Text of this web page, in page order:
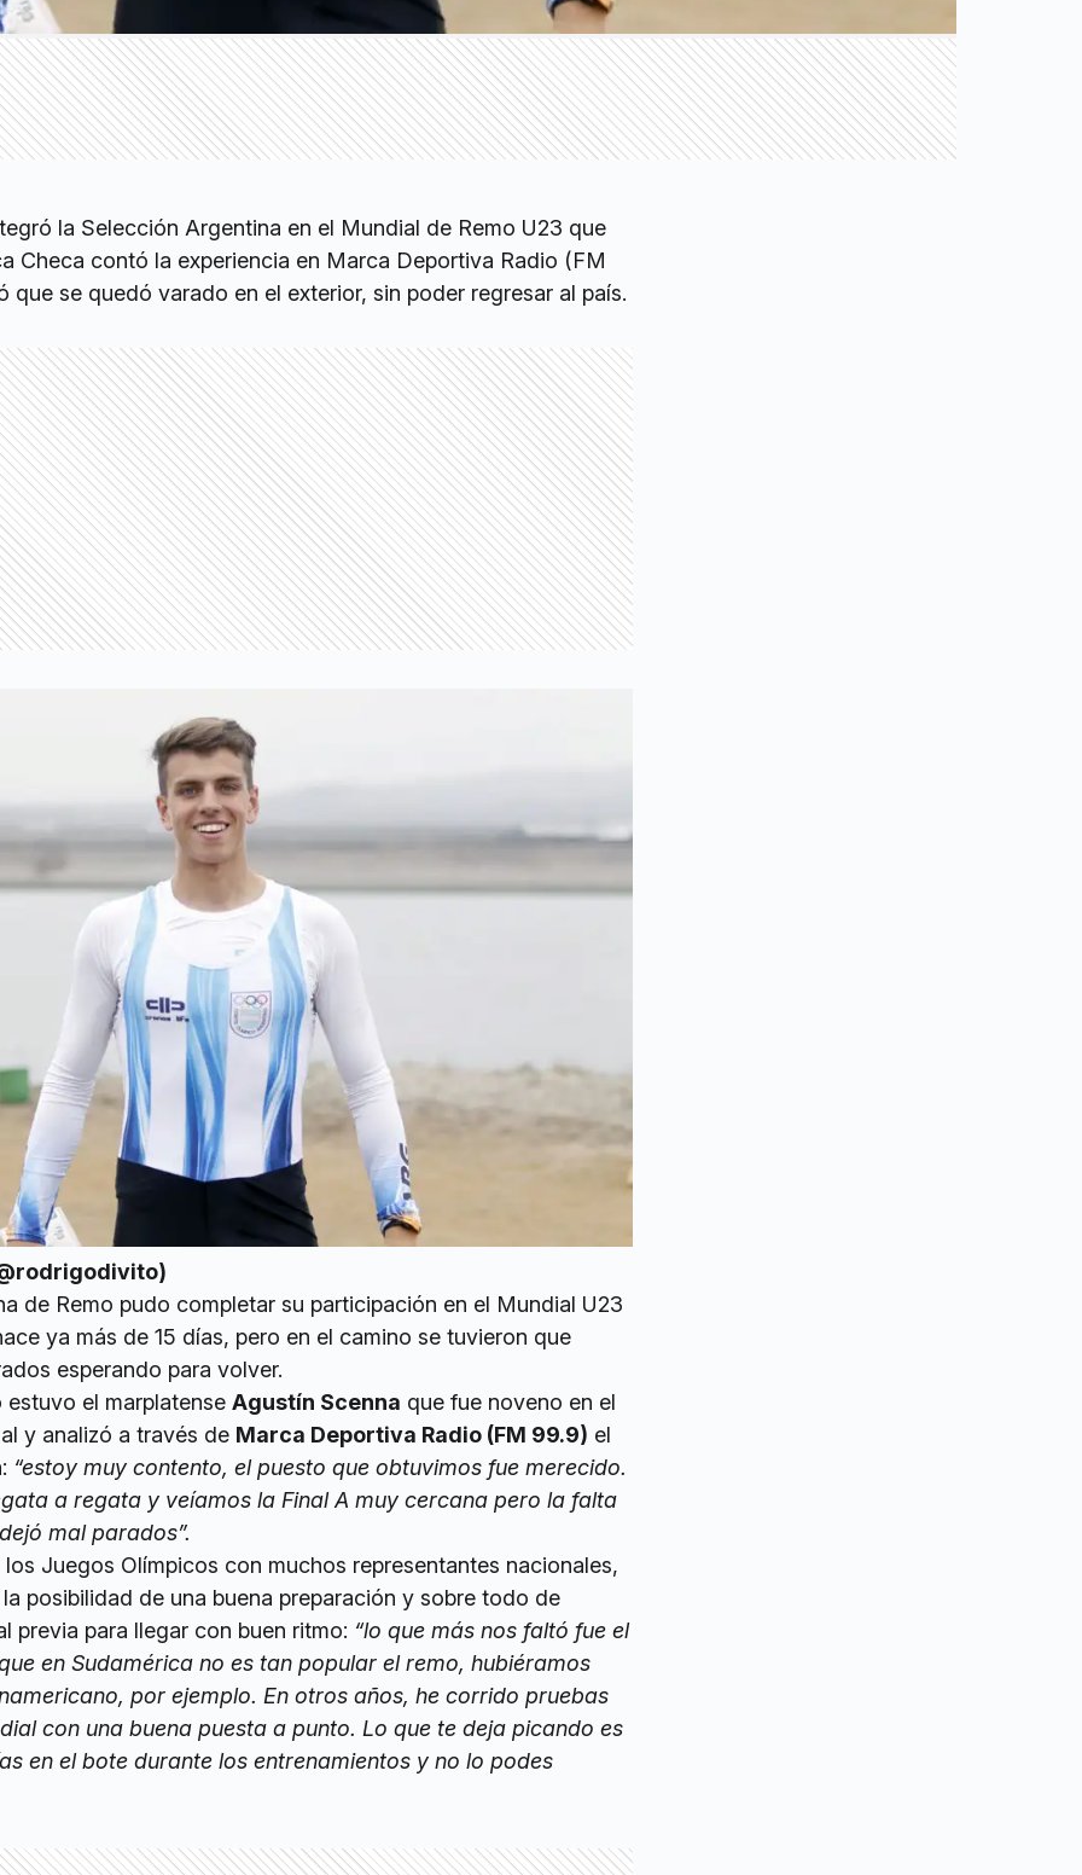
la Selección Argentina en el Mundial de Remo U23 que
Checa contó la experiencia en Marca Deportiva Radio (FM
que se quedó varado en el exterior, sin poder regresar al país.
de Remo pudo completar su participación en el Mundial U23
ya más de 15 días, pero en el camino se tuvieron que
esperando para volver.
el marplatense Agustín Scenna que fue noveno en el
y analizó a través de Marca Deportiva Radio (FM 99.9) el
“estoy muy contento, el puesto que obtuvimos fue merecido.
a regata y veíamos la Final A muy cercana pero la falta
mal parados”.
Juegos Olímpicos con muchos representantes nacionales,
posibilidad de una buena preparación y sobre todo de
previa para llegar con buen ritmo: “lo que más nos faltó fue el
en Sudamérica no es tan popular el remo, hubiéramos
por ejemplo. En otros años, he corrido pruebas
con una buena puesta a punto. Lo que te deja picando es
en el bote durante los entrenamientos y no lo podes